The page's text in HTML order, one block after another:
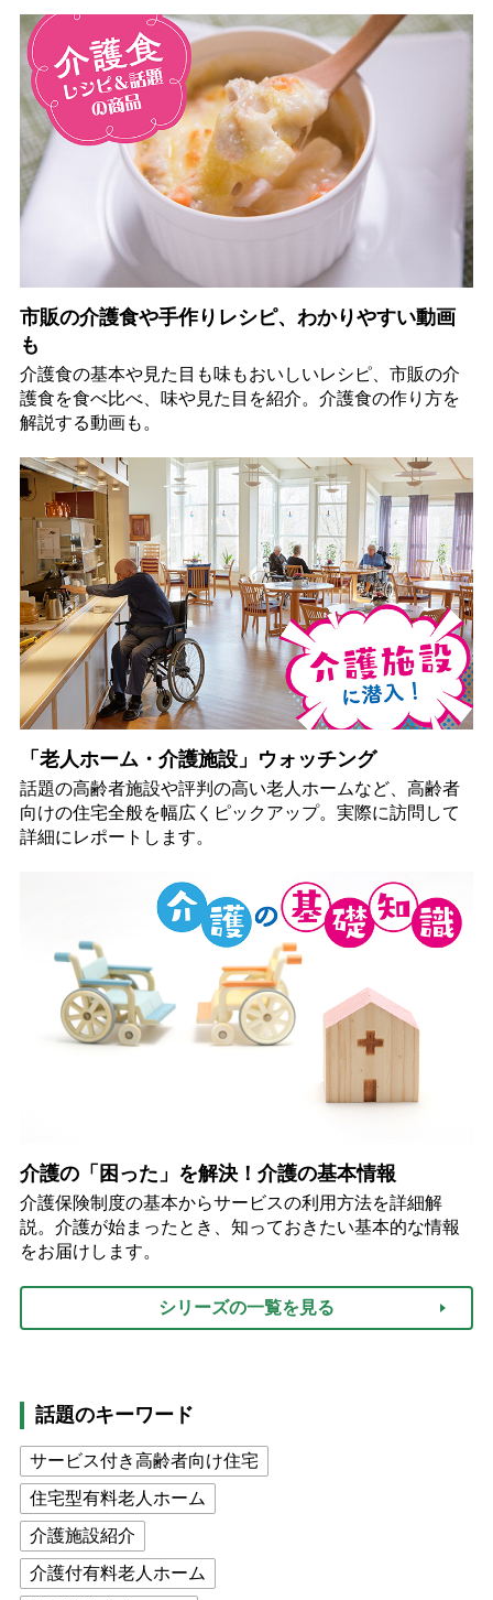
市販の介護食や手作りレシピ、わかりやすい動画
も
介護食の基本や見た目も味もおいしいレシピ、市販の介
護食を食べ比べ、味や見た目を紹介。介護食の作り方を
解説する動画も。
「老人ホーム・介護施設」ウォッチング
話題の高齢者施設や評判の高い老人ホームなど、高齢者
向けの住宅全般を幅広くピックアップ。実際に訪問して
詳細にレポートします。
介護の「困った」を解決！介護の基本情報
介護保険制度の基本からサービスの利用方法を詳細解
説。介護が始まったとき、知っておきたい基本的な情報
をお届けします。
シリーズの一覧を見る
話題のキーワード
サービス付き高齢者向け住宅
住宅型有料老人ホーム
介護施設紹介
介護付有料老人ホーム